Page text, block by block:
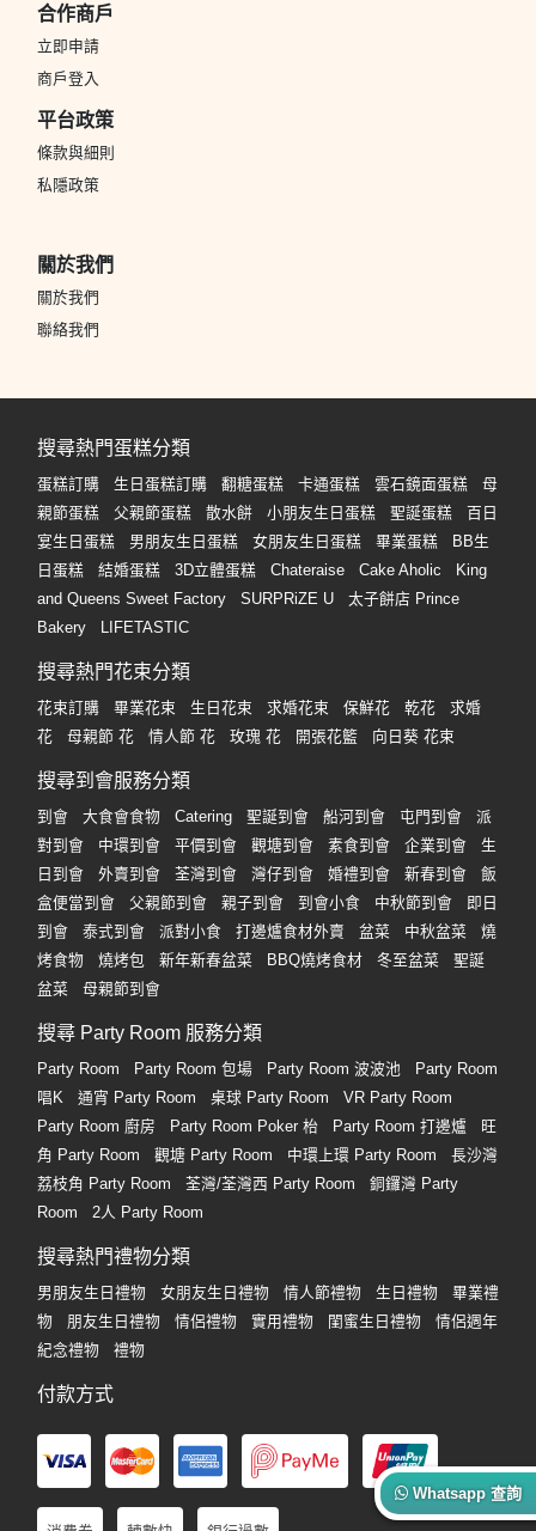
Whatsapp 查詢
合作商戶
立即申請
商戶登入
平台政策
條款與細則
私隱政策
關於我們
關於我們
聯絡我們
搜尋熱門蛋糕分類
蛋糕訂購 生日蛋糕訂購 翻糖蛋糕 卡通蛋糕 雲石鏡面蛋糕
母
親節蛋糕
父親節蛋糕 散水餅 小朋友生日蛋糕 聖誕蛋糕
百日
宴生日蛋糕
男朋友生日蛋糕 女朋友生日蛋糕 畢業蛋糕
BB生
日蛋糕
結婚蛋糕 3D立體蛋糕 Chateraise Cake Aholic
King
and Queens Sweet Factory
SURPRiZE U
太子餅店 Prince
Bakery
LIFETASTIC
搜尋熱門花束分類
花束訂購 畢業花束 生日花束 求婚花束 保鮮花 乾花
求婚
花
母親節 花 情人節 花 玫瑰 花 開張花籃 向日葵 花束
搜尋到會服務分類
到會 大食會食物 Catering 聖誕到會 船河到會 屯門到會
派
對到會
中環到會 平價到會 觀塘到會 素食到會 企業到會
生
日到會
外賣到會 荃灣到會 灣仔到會 婚禮到會 新春到會
飯
盒便當到會
父親節到會 親子到會 到會小食 中秋節到會
即日
到會
泰式到會 派對小食 打邊爐食材外賣 盆菜 中秋盆菜
燒
烤食物
燒烤包 新年新春盆菜 BBQ燒烤食材 冬至盆菜
聖誕
盆菜
母親節到會
搜尋 Party Room 服務分類
Party Room Party Room 包場 Party Room 波波池
Party Room
唱K
通宵 Party Room 桌球 Party Room
VR Party Room
Party Room 廚房
Party Room Poker 枱 Party Room 打邊爐
旺
角 Party Room
觀塘 Party Room 中環上環 Party Room
長沙灣
荔枝角 Party Room
荃灣/荃灣西 Party Room
銅鑼灣 Party
Room
2人 Party Room
搜尋熱門禮物分類
男朋友生日禮物 女朋友生日禮物 情人節禮物 生日禮物
畢業禮
物
朋友生日禮物 情侶禮物 實用禮物 閨蜜生日禮物
情侶週年
紀念禮物
禮物
付款方式